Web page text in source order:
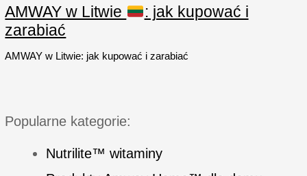
delikatnych
tkanin
AMWAY w Litwie
: jak kupować i
zarabiać
AMWAY w Litwie: jak kupować i zarabiać
Popularne kategorie:
Nutrilite™ witaminy